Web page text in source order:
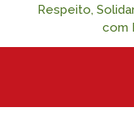
Respeito,
com